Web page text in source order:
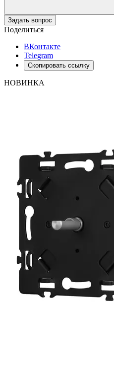
Задать вопрос
Поделиться
ВКонтакте
Telegram
Скопировать ссылку
НОВИНКА